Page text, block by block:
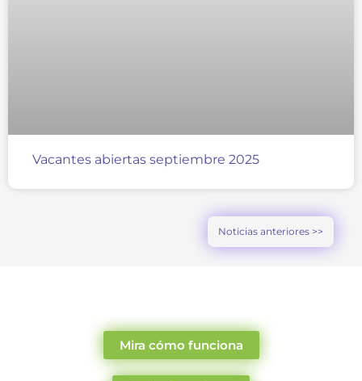
Vacantes abiertas septiembre 2025
Noticias anteriores >>
Mira cómo funciona